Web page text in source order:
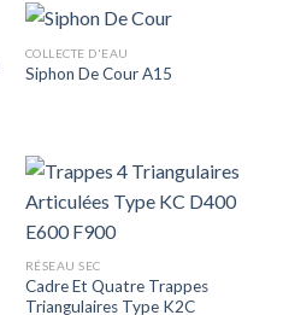
COLLECTE D'EAU
Siphon De Cour A15
RÉSEAU SEC
Cadre Et Quatre Trappes
Triangulaires Type K2C